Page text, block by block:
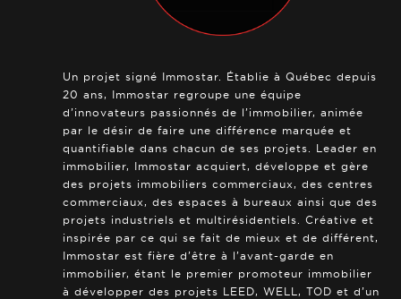
Un projet signé Immostar. Établie à Québec depuis
20 ans, Immostar regroupe une équipe
d’innovateurs passionnés de l’immobilier, animée
par le désir de faire une différence marquée et
quantifiable dans chacun de ses projets. Leader en
immobilier, Immostar acquiert, développe et gère
des projets immobiliers commerciaux, des centres
commerciaux, des espaces à bureaux ainsi que des
projets industriels et multirésidentiels. Créative et
inspirée par ce qui se fait de mieux et de différent,
Immostar est fière d’être à l’avant-garde en
immobilier, étant le premier promoteur immobilier
à développer des projets LEED, WELL, TOD et d’un